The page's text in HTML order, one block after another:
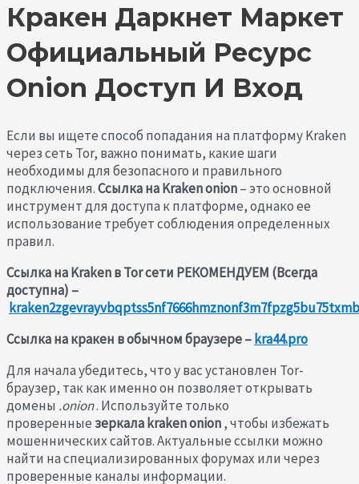
Кракен Даркнет Маркет
Официальный Ресурс
Onion Доступ И Вход
Если вы ищете способ попадания на платформу Kraken
через сеть Tor, важно понимать, какие шаги
необходимы для безопасного и правильного
подключения.Ссылка на Kraken onion– это основной
инструмент для доступа к платформе, однако ее
использование требует соблюдения определенных
правил.
Ссылка на Kraken в Tor сети РЕКОМЕНДУЕМ (Всегда
доступна) –
Ссылка на кракен в обычном браузере –kra44.pro
Для начала убедитесь, что у вас установлен Tor-
браузер, так как именно он позволяет открывать
домены .onion. Используйте только
проверенные зеркала kraken onion, чтобы избежать
мошеннических сайтов. Актуальные ссылки можно
найти на специализированных форумах или через
проверенные каналы информации.